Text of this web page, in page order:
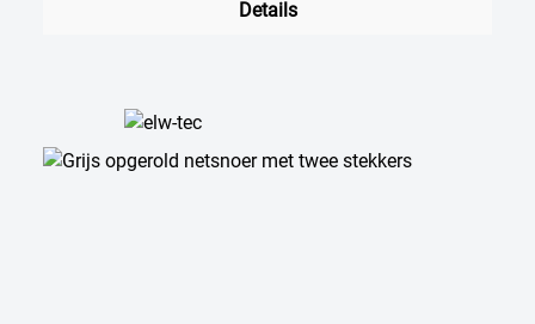
Details